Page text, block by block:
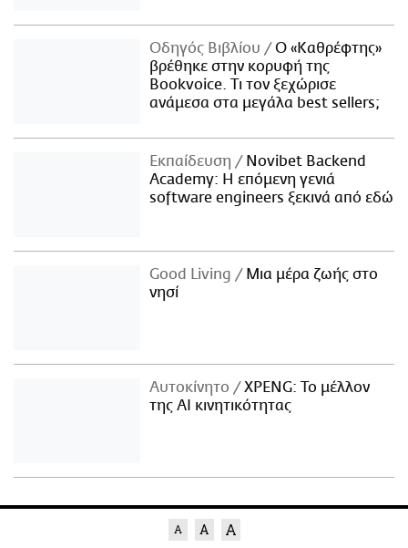
Οδηγός Βιβλίου
Ο «Καθρέφτης»
βρέθηκε στην κορυφή της
Bookvoice. Τι τον ξεχώρισε
ανάμεσα στα μεγάλα best sellers;
Εκπαίδευση
Novibet Backend
Academy: Η επόμενη γενιά
software engineers ξεκινά από εδώ
Good Living
Μια μέρα ζωής στο
νησί
Αυτοκίνητο
XPENG: Το μέλλον
της AI κινητικότητας